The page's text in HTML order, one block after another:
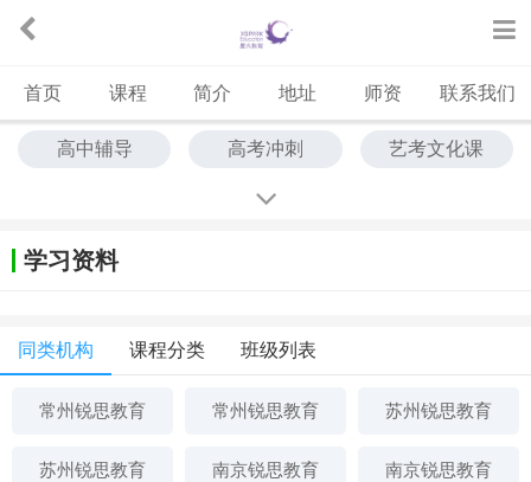
首页 课程 简介 地址 师资 联系我们
高中辅导 高考冲刺 艺考文化课
学习资料
同类机构 课程分类 班级列表
常州锐思教育 常州锐思教育 苏州锐思教育
苏州锐思教育 南京锐思教育 南京锐思教育